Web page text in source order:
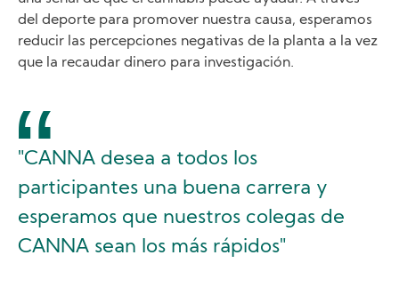
del deporte para promover nuestra causa, esperamos
reducir las percepciones negativas de la planta a la vez
que la recaudar dinero para investigación.
"CANNA desea a todos los
participantes una buena carrera y
esperamos que nuestros colegas de
CANNA sean los más rápidos"